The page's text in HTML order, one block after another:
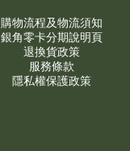
購物流程及物流須知
銀角零卡分期說明頁
退換貨政策
服務條款
隱私權保護政策